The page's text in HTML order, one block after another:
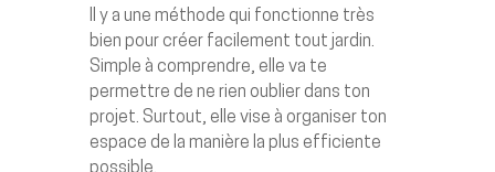
Il y a une méthode qui fonctionne très
bien pour créer facilement tout jardin.
Simple à comprendre, elle va te
permettre de ne rien oublier dans ton
projet. Surtout, elle vise à organiser ton
espace de la manière la plus efficiente